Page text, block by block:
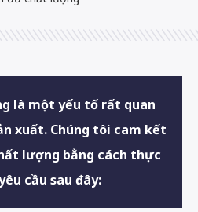
là một yếu tố rất quan
xuất. Chúng tôi cam kết
lượng bằng cách thực
cầu sau đây: